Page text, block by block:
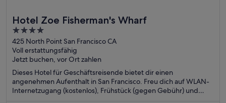
Hotel Zoe Fisherman's Wharf
4
out
of
5
425 North Point San Francisco CA
Voll erstattungsfähig
Jetzt buchen, vor Ort zahlen
Dieses Hotel für Geschäftsreisende bietet dir einen
angenehmen Aufenthalt in San Francisco. Freu dich auf WLAN-
Internetzugang (kostenlos), Frühstück (gegen Gebühr) und